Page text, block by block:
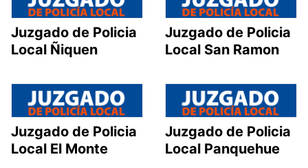
Juzgado de Policia
Local Ñiquen
Juzgado de Policia
Local San Ramon
Juzgado de Policia
Local El Monte
Juzgado de Policia
Local Panquehue